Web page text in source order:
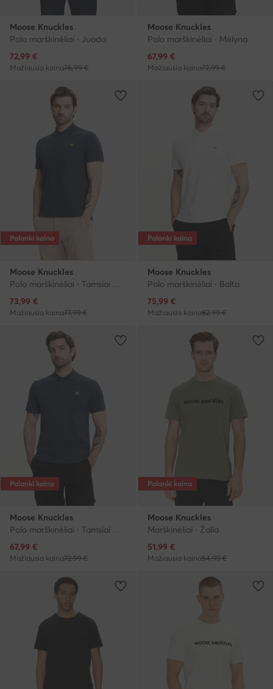
Moose Knuckles
Polo marškinėliai · Juoda
Dabartinė kaina
72,99 €
Mažiausia kaina76,99 €
Moose Knuckles
Polo marškinėliai · Mėlyna
Dabartinė kaina
67,99 €
Mažiausia kaina72,99 €
Palanki kaina
Moose Knuckles
Polo marškinėliai · Tamsiai mėlyna
Dabartinė kaina
73,99 €
Mažiausia kaina77,99 €
Palanki kaina
Moose Knuckles
Polo marškinėliai · Balta
Dabartinė kaina
75,99 €
Mažiausia kaina82,99 €
Palanki kaina
Moose Knuckles
Polo marškinėliai · Tamsiai mėlyna
Dabartinė kaina
67,99 €
Mažiausia kaina72,99 €
Palanki kaina
Moose Knuckles
Marškinėliai · Žalia
Dabartinė kaina
51,99 €
Mažiausia kaina54,99 €